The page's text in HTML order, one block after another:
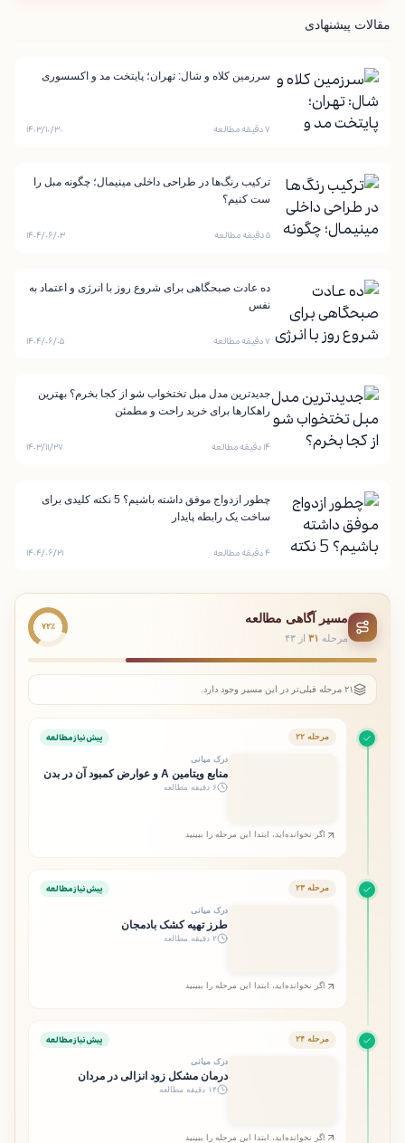
مقالات پیشنهادی
سرزمین کلاه و شال: تهران؛ پایتخت مد و اکسسوری
۷ دقیقه مطالعه ۱۴۰۳/۱۰/۳۰
ترکیب رنگ‌ها در طراحی داخلی مینیمال؛ چگونه مبل را
ست کنیم؟
۵ دقیقه مطالعه ۱۴۰۴/۰۶/۰۳
ده عادت صبحگاهی برای شروع روز با انرژی و اعتماد به
نفس
۷ دقیقه مطالعه ۱۴۰۴/۰۶/۰۵
جدیدترین مدل مبل تختخواب شو از کجا بخرم؟ بهترین
راهکارها برای خرید راحت و مطمئن
۱۴ دقیقه مطالعه ۱۴۰۳/۱۱/۲۷
چطور ازدواج موفق داشته باشیم؟ 5 نکته کلیدی برای
ساخت یک رابطه پایدار
۴ دقیقه مطالعه ۱۴۰۴/۰۶/۲۱
مسیر آگاهی مطالعه
مرحله ۳۱ از ۴۳
۷۲٪
۲۱ مرحله قبلی‌تر در این مسیر وجود دارد.
مرحله ۲۲ پیش‌نیاز مطالعه
درک میانی
منابع ویتامین A و عوارض کمبود آن در بدن
۶ دقیقه مطالعه
اگر نخوانده‌اید، ابتدا این مرحله را ببینید
مرحله ۲۳ پیش‌نیاز مطالعه
درک میانی
طرز تهیه کشک بادمجان
۲ دقیقه مطالعه
اگر نخوانده‌اید، ابتدا این مرحله را ببینید
مرحله ۲۴ پیش‌نیاز مطالعه
درک میانی
درمان مشکل زود انزالی در مردان
۱۴ دقیقه مطالعه
اگر نخوانده‌اید، ابتدا این مرحله را ببینید